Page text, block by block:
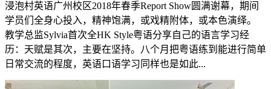
浸泡村英语广州校区2018年春季Report Show圆满谢幕，期间
学员们全身心投入，精神饱满，或戏精附体，或本色演绎。
教学总监Sylvia首次全HK Style粤语分享自己的语言学习经
历：天赋是其次，主要在坚持。八个月把粤语练到能进行简单
日常交流的程度，英语口语学习同样也是如此...